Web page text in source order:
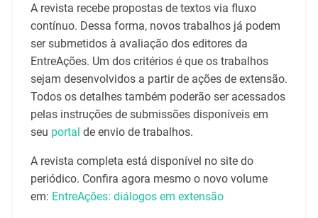
A revista recebe propostas de textos via fluxo
contínuo. Dessa forma, novos trabalhos já podem
ser submetidos à avaliação dos editores da
EntreAções. Um dos critérios é que os trabalhos
sejam desenvolvidos a partir de ações de extensão.
Todos os detalhes também poderão ser acessados
pelas instruções de submissões disponíveis em
seu portal de envio de trabalhos.
A revista completa está disponível no site do
periódico. Confira agora mesmo o novo volume
em: EntreAções: diálogos em extensão